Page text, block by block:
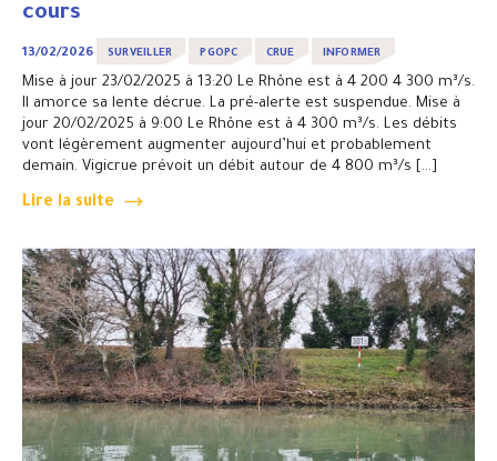
cours
13/02/2026 SURVEILLER PGOPC CRUE INFORMER
Mise à jour 23/02/2025 à 13:20 Le Rhône est à 4 200 4 300 m³/s.
Il amorce sa lente décrue. La pré-alerte est suspendue. Mise à
jour 20/02/2025 à 9:00 Le Rhône est à 4 300 m³/s. Les débits
vont légèrement augmenter aujourd’hui et probablement
demain. Vigicrue prévoit un débit autour de 4 800 m³/s […]
Lire la suite